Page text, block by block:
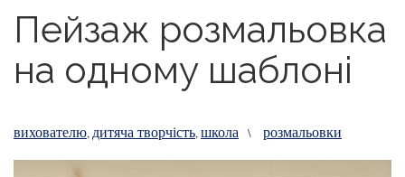
Пейзаж розмальовка
на одному шаблоні
вихователю, дитяча творчість,школа \ розмальовки